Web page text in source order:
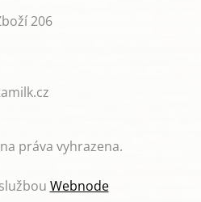
206
z
práva vyhrazena.
Webnode